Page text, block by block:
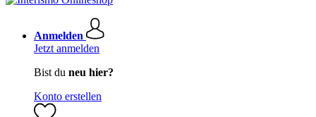
Anmelden
Jetzt anmelden
Bist du neu hier?
Konto erstellen